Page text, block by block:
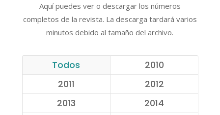
Aquí puedes ver o descargar los números
completos de la revista. La descarga tardará varios
minutos debido al tamaño del archivo.
Todos
2010
2011
2012
2013
2014